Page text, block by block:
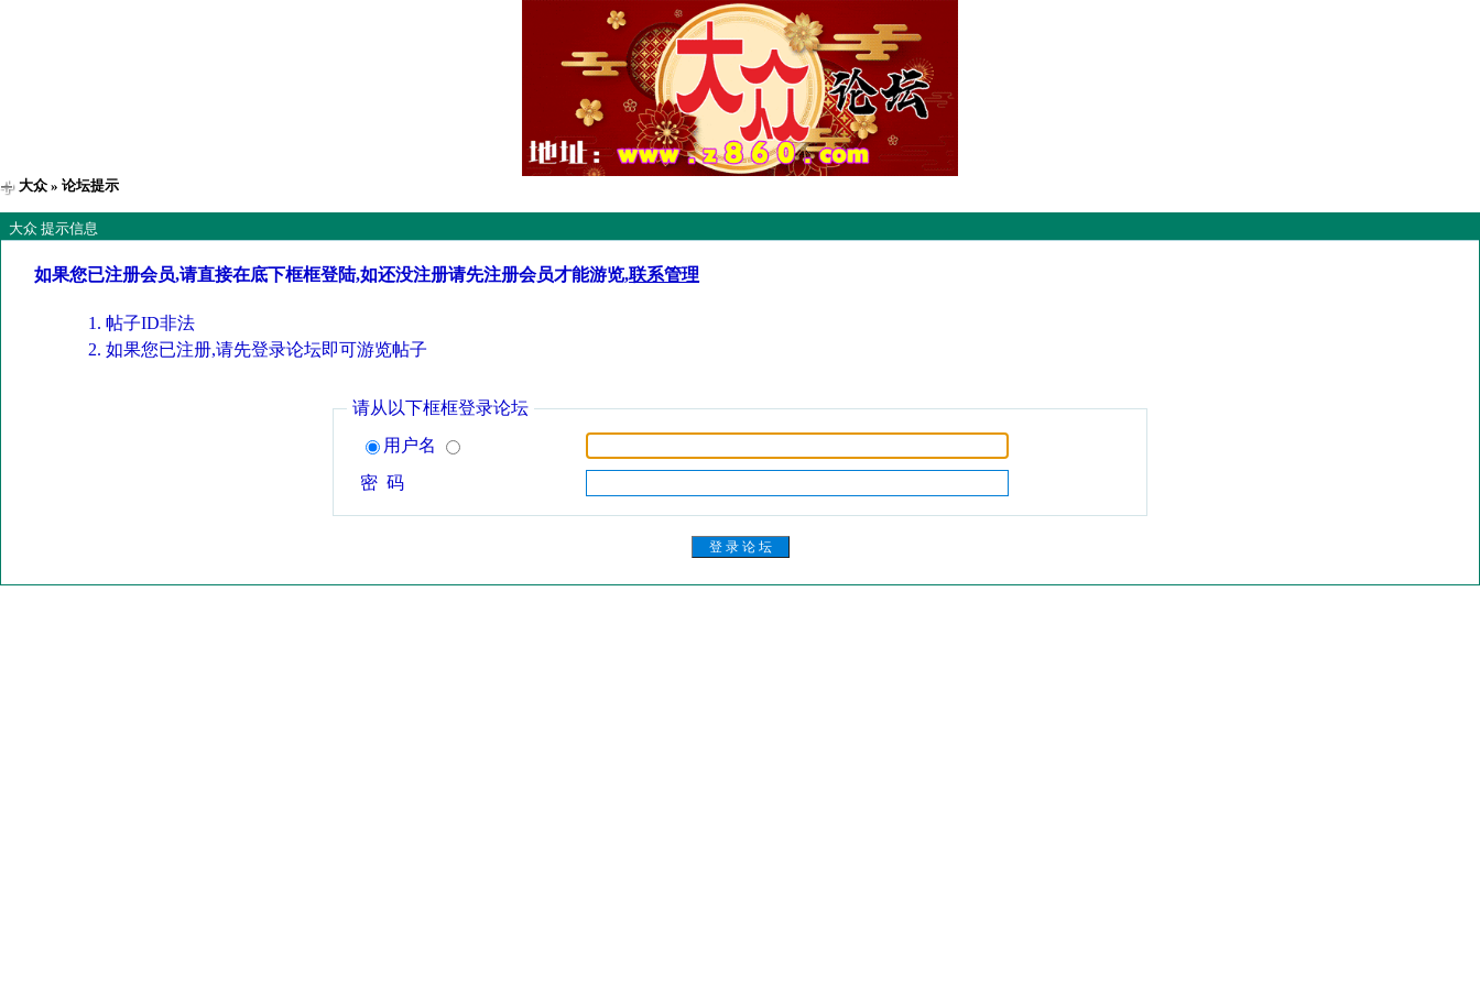
大众 » 论坛提示
大众 提示信息
如果您已注册会员,请直接在底下框框登陆,如还没注册请先注册会员才能游览,联系管理
帖子ID非法
如果您已注册,请先登录论坛即可游览帖子
请从以下框框登录论坛
用户名
密 码